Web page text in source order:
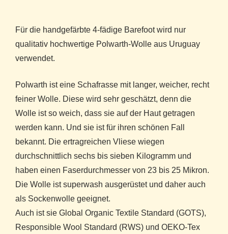
Für die handgefärbte 4-fädige Barefoot wird nur
qualitativ hochwertige Polwarth-Wolle aus Uruguay
verwendet.
Polwarth ist eine Schafrasse mit langer, weicher, recht
feiner Wolle. Diese wird sehr geschätzt, denn die
Wolle ist so weich, dass sie auf der Haut getragen
werden kann. Und sie ist für ihren schönen Fall
bekannt. Die ertragreichen Vliese wiegen
durchschnittlich sechs bis sieben Kilogramm und
haben einen Faserdurchmesser von 23 bis 25 Mikron.
Die Wolle ist superwash ausgerüstet und daher auch
als Sockenwolle geeignet.
Auch ist sie Global Organic Textile Standard (GOTS),
Responsible Wool Standard (RWS) und OEKO-Tex